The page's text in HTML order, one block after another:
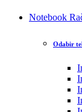
Notebook
Odabir